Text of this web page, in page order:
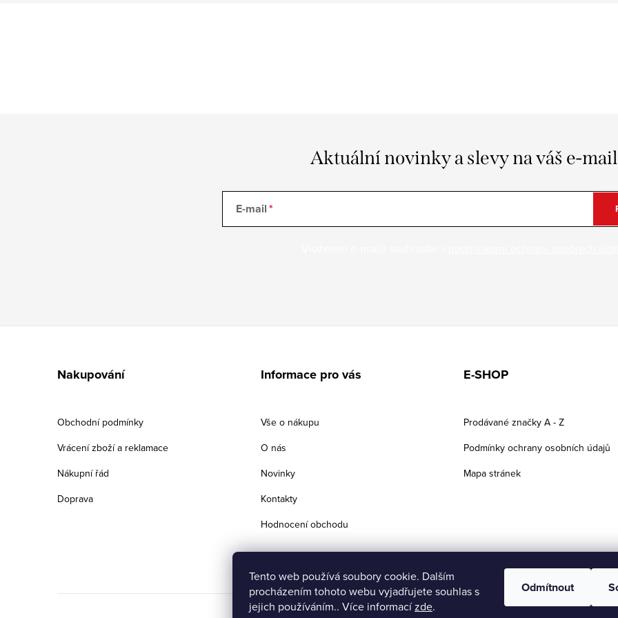
Tento web používá soubory cookie. Dalším
procházením tohoto webu vyjadřujete souhlas s
jejich používáním.. Více informacízde.
Odmítnout
Aktuální novinky a slevy na váš e-mail
E-mail
Nakupování
Obchodní podmínky
Vrácení zboží a reklamace
Nákupní řád
Doprava
Informace pro vás
Vše o nákupu
O nás
Novinky
Kontakty
Hodnocení obchodu
E-SHOP
Prodávané značky A - Z
Podmínky ochrany osobních údajů
Mapa stránek